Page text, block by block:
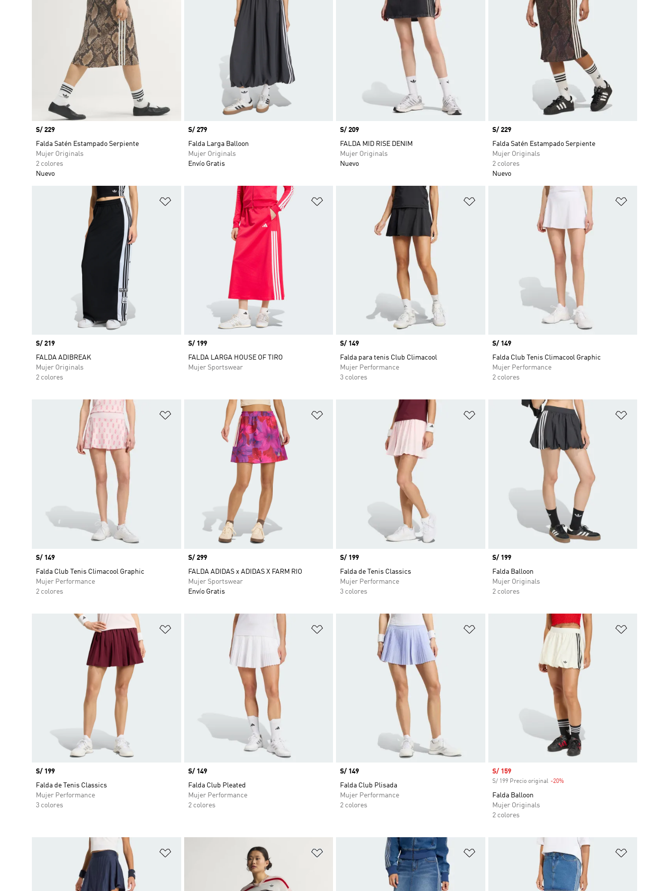
Precio
S/ 229
Falda Satén Estampado Serpiente
Mujer Originals
2 colores
Nuevo
Precio
S/ 279
Falda Larga Balloon
Mujer Originals
Envío Gratis
Precio
S/ 209
FALDA MID RISE DENIM
Mujer Originals
Nuevo
Precio
S/ 229
Falda Satén Estampado Serpiente
Mujer Originals
2 colores
Nuevo
Añadir a la lista de deseos
Precio
S/ 219
FALDA ADIBREAK
Mujer Originals
2 colores
Añadir a la lista de deseos
Precio
S/ 199
FALDA LARGA HOUSE OF TIRO
Mujer Sportswear
Añadir a la lista de deseos
Precio
S/ 149
Falda para tenis Club Climacool
Mujer Performance
3 colores
Precio
S/ 149
Falda Club Tenis Climacool Graphic
Mujer Performance
2 colores
Añadir a la lista de deseos
Precio
S/ 149
Falda Club Tenis Climacool Graphic
Mujer Performance
2 colores
Añadir a la lista de deseos
Precio
S/ 299
FALDA ADIDAS x ADIDAS X FARM RIO
Mujer Sportswear
Envío Gratis
Añadir a la lista de deseos
Precio
S/ 199
Falda de Tenis Classics
Mujer Performance
3 colores
Precio
S/ 199
Falda Balloon
Mujer Originals
2 colores
Añadir a la lista de deseos
Precio
S/ 199
Falda de Tenis Classics
Mujer Performance
3 colores
Añadir a la lista de deseos
Precio
S/ 149
Falda Club Pleated
Mujer Performance
2 colores
Añadir a la lista de deseos
Precio
S/ 149
Falda Club Plisada
Mujer Performance
2 colores
Precio de venta
S/ 159
S/ 199 Precio original -20%Descuento
Falda Balloon
Mujer Originals
2 colores
Añadir a la lista de deseos Añadir a la lista de deseos Añadir a la lista de deseos